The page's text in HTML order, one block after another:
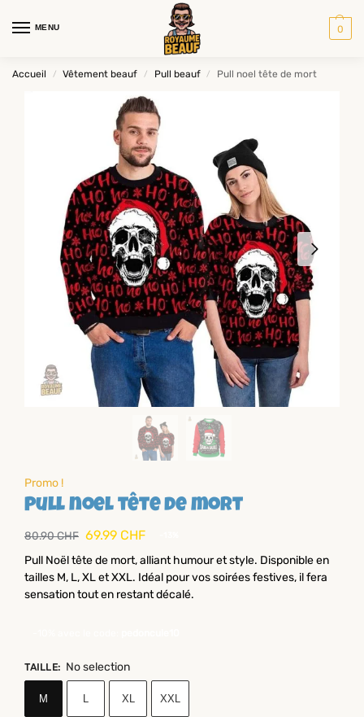
MENU 0
Accueil / Vêtement beauf / Pull beauf / Pull noel tête de mort
Promo !
Pull noel tête de mort
80.90CHF 69.99 CHF
Pull Noël tête de mort, alliant humour et style. Disponible en
tailles M, L, XL et XXL. Idéal pour vos soirées festives, il fera
sensation tout en restant décalé.
TAILLE: No selection
M XL XXL